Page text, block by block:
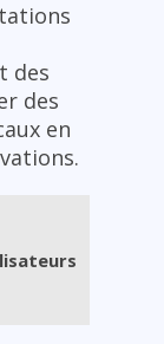
des
des
en